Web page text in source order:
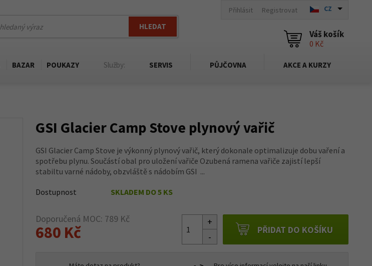
HLEDAT
Přihlásit Registrovat CZ
Váš košík
0 Kč
BAZAR POUKAZY Služby: SERVIS PŮJČOVNA AKCE A KURZY
GSI Glacier Camp Stove plynový vařič
GSI Glacier Camp Stove je výkonný plynový vařič, který dokonale optimalizuje dobu vaření a
spotřebu plynu. Součástí obal pro uložení vařiče Ozubená ramena vařiče zajistí lepší
stabiltu varné nádoby, obzvláště s nádobím GSI ...
Dostupnost SKLADEM DO 5 KS
Doporučená MOC: 789 Kč
680 Kč PŘIDAT DO KOŠÍKU